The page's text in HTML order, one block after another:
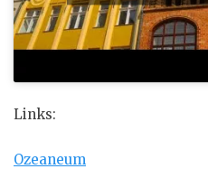
Links:
Ozeaneum